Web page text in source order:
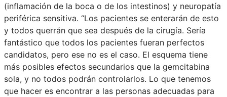
(inflamación de la boca o de los intestinos) y neuropatía
periférica sensitiva. “Los pacientes se enterarán de esto
y todos querrán que sea después de la cirugía. Sería
fantástico que todos los pacientes fueran perfectos
candidatos, pero ese no es el caso. El esquema tiene
más posibles efectos secundarios que la gemcitabina
sola, y no todos podrán controlarlos. Lo que tenemos
que hacer es encontrar a las personas adecuadas para